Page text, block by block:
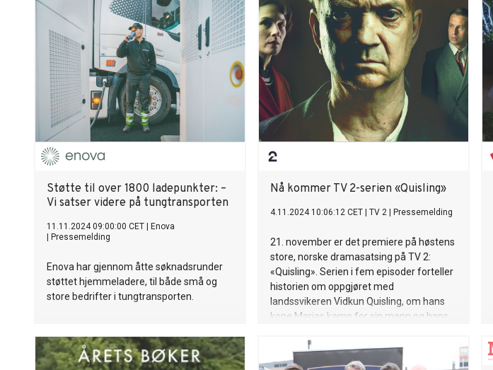
Støtte til over 1800 ladepunkter: –
Vi satser videre på tungtransporten
11.11.2024 09:00:00 CET
Enova
Pressemelding
Enova har gjennom åtte søknadsrunder
støttet hjemmeladere, til både små og
store bedrifter i tungtransporten.
Nå kommer TV 2-serien «Quisling»
4.11.2024 10:06:12 CET TV 2 Pressemelding
21. november er det premiere på høstens
store, norske dramasatsing på TV 2:
«Quisling». Serien i fem episoder forteller
historien om oppgjøret med
landssvikeren Vidkun Quisling, om hans
kone Marias kamp for sin mann og hans
som var Quislings sjelesørger.